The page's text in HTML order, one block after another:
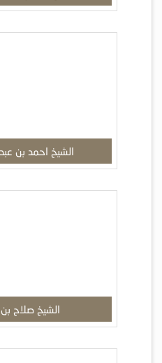
الشيخ احمد بن
الشيخ صلاح بن